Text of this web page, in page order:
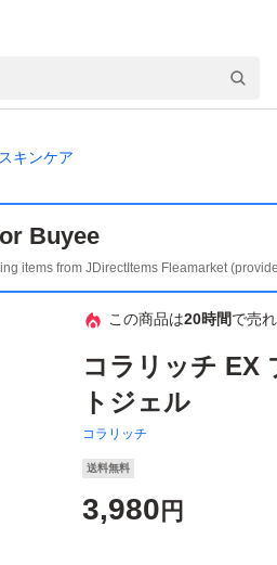
キンケア
Buyee
items from JDirectItems Fleamarket
この商品は20時間で売
コラリッチ EX
トジェル
コラリッチ
送料無料
3,980 円